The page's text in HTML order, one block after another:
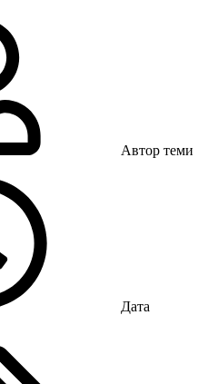
Автор теми
Дата